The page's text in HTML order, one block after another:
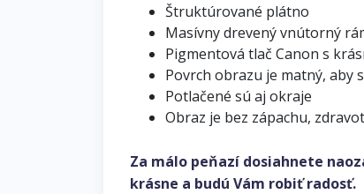
Štruktúrované plátno
Masívny drevený vnútorný
Pigmentová tlač Canon s
Povrch obrazu je matný, aby
Potlačené sú aj okraje
Obraz je bez zápachu,
Za málo peňazí dosiahnete
krásne a budú Vám robiť radosť.